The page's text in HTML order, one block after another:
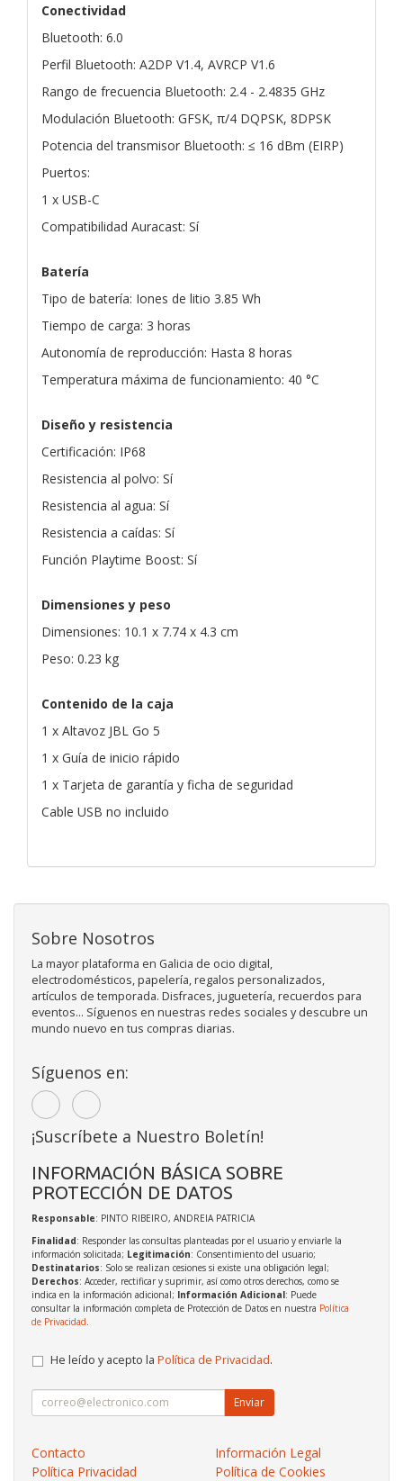
Conectividad
Bluetooth: 6.0
Perfil Bluetooth: A2DP V1.4, AVRCP V1.6
Rango de frecuencia Bluetooth: 2.4 - 2.4835 GHz
Modulación Bluetooth: GFSK, π/4 DQPSK, 8DPSK
Potencia del transmisor Bluetooth: ≤ 16 dBm (EIRP)
Puertos:
1 x USB-C
Compatibilidad Auracast: Sí
Batería
Tipo de batería: Iones de litio 3.85 Wh
Tiempo de carga: 3 horas
Autonomía de reproducción: Hasta 8 horas
Temperatura máxima de funcionamiento: 40 °C
Diseño y resistencia
Certificación: IP68
Resistencia al polvo: Sí
Resistencia al agua: Sí
Resistencia a caídas: Sí
Función Playtime Boost: Sí
Dimensiones y peso
Dimensiones: 10.1 x 7.74 x 4.3 cm
Peso: 0.23 kg
Contenido de la caja
1 x Altavoz JBL Go 5
1 x Guía de inicio rápido
1 x Tarjeta de garantía y ficha de seguridad
Cable USB no incluido
Sobre Nosotros
La mayor plataforma en Galicia de ocio digital,
electrodomésticos, papelería, regalos personalizados,
artículos de temporada. Disfraces, juguetería, recuerdos para
eventos... Síguenos en nuestras redes sociales y descubre un
mundo nuevo en tus compras diarias.
Síguenos en:
¡Suscríbete a Nuestro Boletín!
INFORMACIÓN BÁSICA SOBRE
PROTECCIÓN DE DATOS
Responsable: PINTO RIBEIRO, ANDREIA PATRICIA
Finalidad: Responder las consultas planteadas por el usuario y enviarle la
información solicitada; Legitimación: Consentimiento del usuario;
Destinatarios: Solo se realizan cesiones si existe una obligación legal;
Derechos: Acceder, rectificar y suprimir, así como otros derechos, como se
indica en la información adicional; Información Adicional: Puede
consultar la información completa de Protección de Datos en nuestra Política
de Privacidad
He leído y acepto la Política de Privacidad.
Enviar
Contacto
Información Legal
Política Privacidad
Política de Cookies